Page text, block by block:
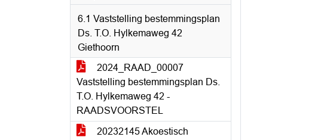
6.1 Vaststelling bestemmingsplan
Ds. T.O. Hylkemaweg 42
Giethoorn
2024_RAAD_00007
Vaststelling bestemmingsplan Ds.
T.O. Hylkemaweg 42 -
RAADSVOORSTEL
20232145 Akoestisch